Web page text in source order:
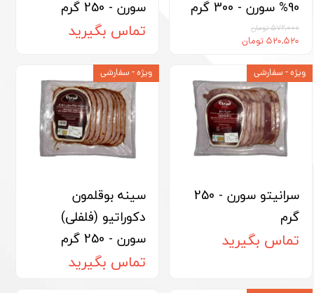
90% سورن - 300 گرم
۵۷۲,۰۰۰ تومان
۵۲۰,۵۲۰ تومان
سورن - 250 گرم
تماس بگیرید
سرانیتو سورن - 250
گرم
تماس بگیرید
ویژه - سفارشی
سینه بوقلمون
دکوراتیو (فلفلی)
سورن - 250 گرم
تماس بگیرید
ویژه - سفارشی